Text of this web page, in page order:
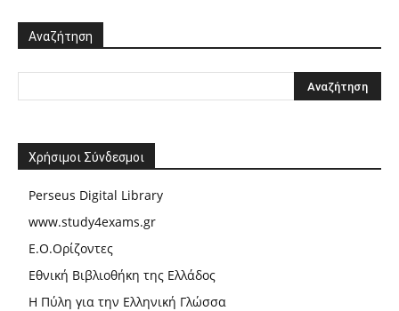
Αναζήτηση
Χρήσιμοι Σύνδεσμοι
Perseus Digital Library
www.study4exams.gr
Ε.Ο.Ορίζοντες
Εθνική Βιβλιοθήκη της Ελλάδος
Η Πύλη για την Ελληνική Γλώσσα